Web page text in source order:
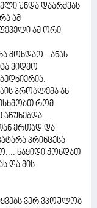
უნდა დაარქვას
ამ
ამ ორი
მოხდაო...ანას
ვიდეო
პრობლემა ან
რომ
ერთად და
პრინცესა
ნაყიდი ქონდათ
და მის
ვერ ვპოულობ